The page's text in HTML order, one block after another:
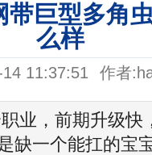
巨型多角
么样
11:37:51 作者
业，前期升级快
缺一个能扛的宝